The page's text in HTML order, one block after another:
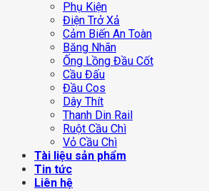
Phụ Kiện
Điện Trở Xả
Cảm Biến An Toàn
Băng Nhãn
Ống Lồng Đầu Cốt
Cầu Đấu
Đầu Cos
Dây Thít
Thanh Din Rail
Ruột Cầu Chì
Vỏ Cầu Chì
Tài liệu sản phẩm
Tin tức
Liên hệ